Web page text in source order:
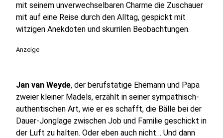
mit seinem unverwechselbaren Charme die Zuschauer
mit auf eine Reise durch den Alltag, gespickt mit
witzigen Anekdoten und skurrilen Beobachtungen.
Anzeige
Jan van Weyde, der berufstätige Ehemann und Papa
zweier kleiner Mädels, erzählt in seiner sympathisch-
authentischen Art, wie er es schafft, die Bälle bei der
Dauer-Jonglage zwischen Job und Familie geschickt in
der Luft zu halten. Oder eben auch nicht… Und dann